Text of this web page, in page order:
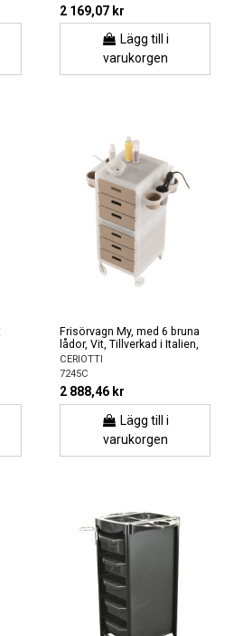
2 169,07 kr
Lägg till i
varukorgen
Frisörvagn My, med 6 bruna
lådor, Vit, Tillverkad i Italien,
CERIOTTI
7245C
2 888,46 kr
Lägg till i
varukorgen